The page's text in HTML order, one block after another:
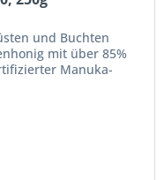
und Buchten
mit über 85%
Manuka-